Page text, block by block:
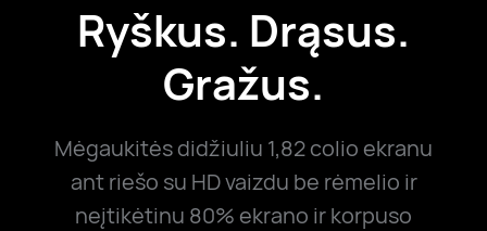
Ryškus. Drąsus.
Gražus.
Mėgaukitės didžiuliu 1,82 colio ekranu
ant riešo su HD vaizdu be rėmelio ir
neįtikėtinu 80% ekrano ir korpuso